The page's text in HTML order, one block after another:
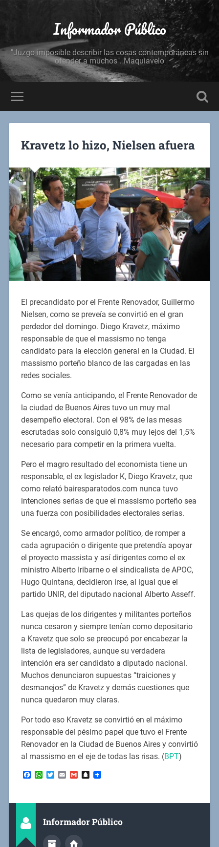
Informador Público
"Juzgo imposible describir las cosas contemporáneas sin
ofender a muchos". Maquiavelo
Kravetz lo hizo, Nielsen afuera
El precandidato por el Frente Renovador, Guillermo
Nielsen, como se preveía se convirtió en el gran
perdedor del domingo. Diego Kravetz, máximo
responsable de que el massismo no tenga
candidato para la elección general en la Ciudad. El
massismo porteño blanco de las cargadas en las
redes sociales.
Como se venía anticipando, el Frente Renovador de
la ciudad de Buenos Aires tuvo un muy mal
desempeño electoral. Con el 98% de las mesas
escrutadas solo consiguió 0,8% muy lejos del 1,5%
necesario para competir en la primera vuelta.
Pero el magro resultado del economista tiene un
responsable, el ex legislador K, Diego Kravetz, que
como relató bairesparatodos.com nunca tuvo
intenciones serias de que el massismo porteño sea
una fuerza con posibilidades electorales serias.
Se encargó, como armador político, de romper a
cada agrupación o dirigente que pretendía apoyar
el proyecto massista y así dirigentes como el ex
ministro Alberto Iribarne o el sindicalista de APOC,
Hugo Quintana, decidieron irse, al igual que el
partido UNIR, del diputado nacional Alberto Asseff.
Las quejas de los dirigentes y militantes porteños
nunca cesaron y siempre tenían como depositario
a Kravetz que solo se preocupó por encabezar la
lista de legisladores, aunque su verdadera
intención era ser candidato a diputado nacional.
Muchos denunciaron supuestas “traiciones y
desmanejos” de Kravetz y demás cuestiones que
nunca quedaron muy claras.
Por todo eso Kravetz se convirtió en el máximo
responsable del pésimo papel que tuvo el Frente
Renovador en la Ciudad de Buenos Aires y convirtió
al massismo en el eje de todas las risas. (BPT)
Facebook
WhatsApp
Twitter
EmailGmailSnapchat
Informador Público